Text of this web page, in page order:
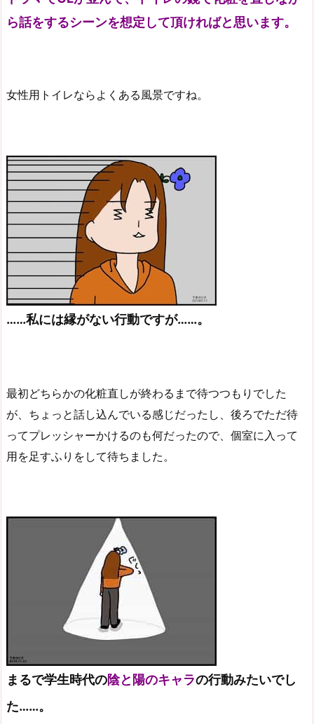
ら話をするシーンを想定して頂ければと思います。
女性用トイレならよくある風景ですね。
……私には縁がない行動ですが……。
最初どちらかの化粧直しが終わるまで待つつもりでした
が、ちょっと話し込んでいる感じだったし、後ろでただ待
ってプレッシャーかけるのも何だったので、個室に入って
用を足すふりをして待ちました。
まるで学生時代の陰と陽のキャラの行動みたいでし
た……。